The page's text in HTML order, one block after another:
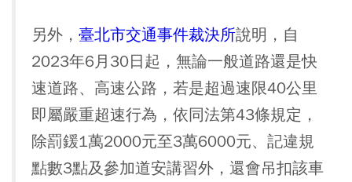
另外， 臺北市交通事件裁決所說明，自
2023年6月30日起，無論一般道路還是快
速道路、高速公路，若是超過速限40公里
即屬嚴重超速行為，依同法第43條規定，
除罰鍰1萬2000元至3萬6000元、記違規
點數3點及參加道安講習外，還會吊扣該車